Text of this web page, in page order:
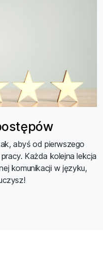
abyś od pierwszego
Każda kolejna lekcja
komunikacji w języku,